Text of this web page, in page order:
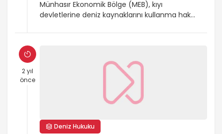
Münhasır Ekonomik Bölge (MEB), kıyı
devletlerine deniz kaynaklarını kullanma hakkı
alanıdır. MEB, ekonomik kaynakların keşfi,
Milletler Deniz Hukuku Sözleşmesi (BMDHS) ile
düzenlenmiştir. Bu alan, kıyı devletlerinin
deniz üzerindeki egemenlik haklarını belirler
ve uluslararası işbirliği gerektirir.
2 yıl
önce
Deniz Hukuku